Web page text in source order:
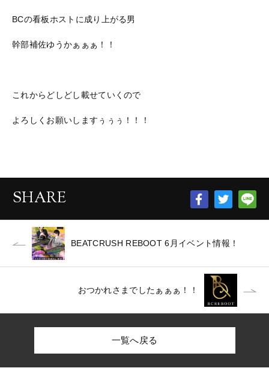
BCの看板ホストに成り上がる男
幹部補佐ゆうかぁぁぁ！！
これからどしどし載せていくので
よろしくお願いしますぅぅぅ！！！
SHARE
BEATCRUSH REBOOT 6月イベント情報！
おつかれさまでしたぁぁぁ！！
一覧へ戻る